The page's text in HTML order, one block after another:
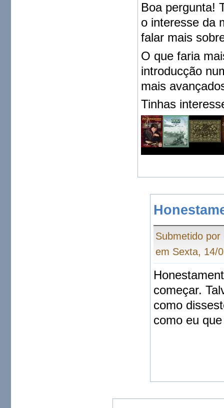
Boa pergunta!
o interesse da
falar mais
O que faria
introducção
mais
Tinhas
Submetido por
em Sexta, 14/
começar.
como
como eu